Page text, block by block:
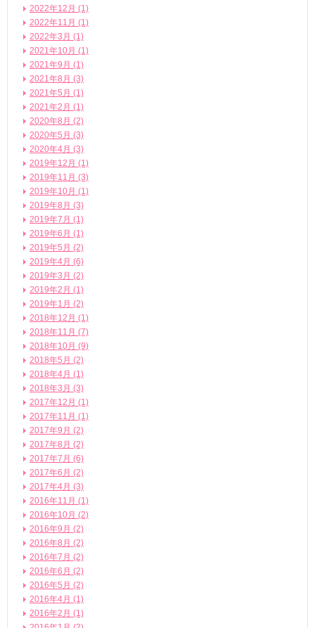
2022年12月 (1)
2022年11月 (1)
2022年3月 (1)
2021年10月 (1)
2021年9月 (1)
2021年8月 (3)
2021年5月 (1)
2021年2月 (1)
2020年8月 (2)
2020年5月 (3)
2020年4月 (3)
2019年12月 (1)
2019年11月 (3)
2019年10月 (1)
2019年8月 (3)
2019年7月 (1)
2019年6月 (1)
2019年5月 (2)
2019年4月 (6)
2019年3月 (2)
2019年2月 (1)
2019年1月 (2)
2018年12月 (1)
2018年11月 (7)
2018年10月 (9)
2018年5月 (2)
2018年4月 (1)
2018年3月 (3)
2017年12月 (1)
2017年11月 (1)
2017年9月 (2)
2017年8月 (2)
2017年7月 (6)
2017年6月 (2)
2017年4月 (3)
2016年11月 (1)
2016年10月 (2)
2016年9月 (2)
2016年8月 (2)
2016年7月 (2)
2016年6月 (2)
2016年5月 (2)
2016年4月 (1)
2016年2月 (1)